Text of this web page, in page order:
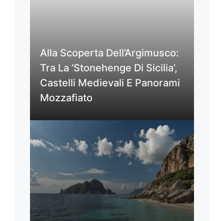
Alla Scoperta Dell’Argimusco:
Tra La ‘Stonehenge Di Sicilia’,
Castelli Medievali E Panorami
Mozzafiato